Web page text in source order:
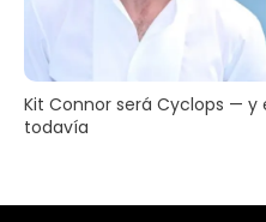
Kit Connor será Cyclops —
todavía